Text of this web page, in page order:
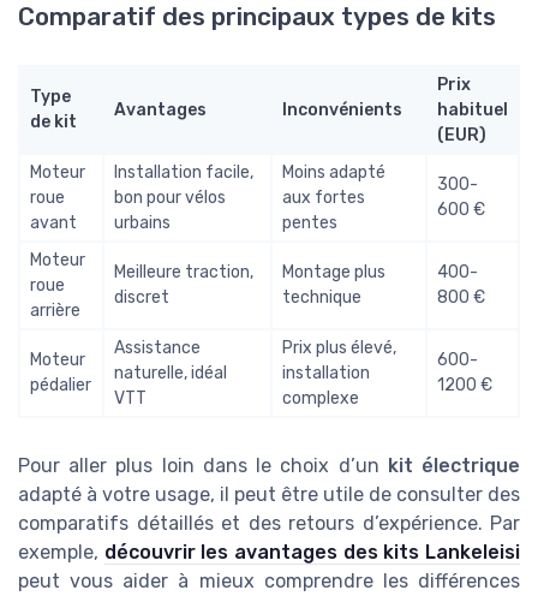
Comparatif des principaux types de kits
Type
de kit
Avantages Inconvénients
Prix
habituel
(EUR)
Moteur
roue
avant
Installation facile,
bon pour vélos
urbains
Moins adapté
aux fortes
pentes
300-
600 €
Moteur
roue
arrière
Meilleure traction,
discret
Montage plus
technique
400-
800 €
Moteur
pédalier
Assistance
naturelle, idéal
VTT
Prix plus élevé,
installation
complexe
600-
1200 €
Pour aller plus loin dans le choix d’un kit électrique
adapté à votre usage, il peut être utile de consulter des
comparatifs détaillés et des retours d’expérience. Par
exemple, découvrir les avantages des kits Lankeleisi
peut vous aider à mieux comprendre les différences